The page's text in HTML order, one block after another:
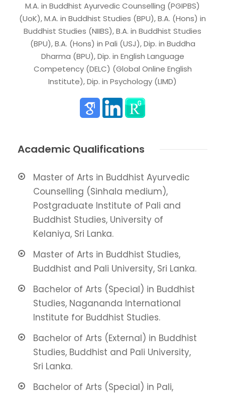
M.A. in Buddhist Ayurvedic Counselling (PGIPBS)
(UoK), M.A. in Buddhist Studies (BPU), B.A. (Hons) in
Buddhist Studies (NIIBS), B.A. in Buddhist Studies
(BPU), B.A. (Hons) in Pali (USJ), Dip. in Buddha
Dharma (BPU), Dip. in English Language
Competency (DELC) (Global Online English
Institute), Dip. in Psychology (LIMD)
Academic Qualifications
Master of Arts in Buddhist Ayurvedic
Counselling (Sinhala medium),
Postgraduate Institute of Pali and
Buddhist Studies, University of
Kelaniya, Sri Lanka.
Master of Arts in Buddhist Studies,
Buddhist and Pali University, Sri Lanka.
Bachelor of Arts (Special) in Buddhist
Studies, Nagananda International
Institute for Buddhist Studies.
Bachelor of Arts (External) in Buddhist
Studies, Buddhist and Pali University,
Sri Lanka.
Bachelor of Arts (Special) in Pali,